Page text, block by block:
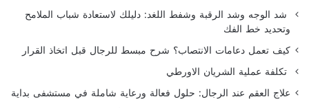
شد الوجه وشد الرقبة وشفط اللغد: دليلك لاستعادة شباب الملامح
وتحديد خط الفك
كيف تعمل دعامات الانتصاب؟ شرح مبسط للرجال قبل اتخاذ القرار
تكلفة عملية الشريان الاورطي
علاج العقم عند الرجال: حلول فعالة ورعاية شاملة في مستشفى بداية